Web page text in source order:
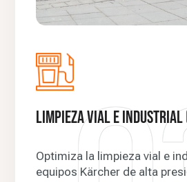
Limpieza Vial e
Optimiza la limpieza vial e
equipos Kärcher de alta